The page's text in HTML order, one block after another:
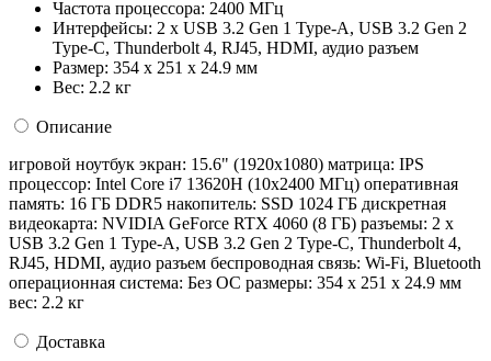
Частота процессора: 2400 МГц
Интерфейсы: 2 x USB 3.2 Gen 1 Type-A, USB 3.2 Gen 2
Type-C, Thunderbolt 4, RJ45, HDMI, аудио разъем
Размер: 354 x 251 x 24.9 мм
Вес: 2.2 кг
Описание
игровой ноутбук экран: 15.6" (1920x1080) матрица: IPS
процессор: Intel Core i7 13620H (10x2400 МГц) оперативная
память: 16 ГБ DDR5 накопитель: SSD 1024 ГБ дискретная
видеокарта: NVIDIA GeForce RTX 4060 (8 ГБ) разъемы: 2 x
USB 3.2 Gen 1 Type-A, USB 3.2 Gen 2 Type-C, Thunderbolt 4,
RJ45, HDMI, аудио разъем беспроводная связь: Wi-Fi, Bluetooth
операционная система: Без ОС pазмеры: 354 x 251 x 24.9 мм
вес: 2.2 кг
Доставка